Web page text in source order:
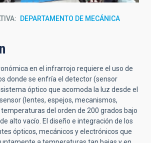
DEPARTAMENTO DE MECÁNICA
en el infrarrojo requiere el uso de
donde se enfría el detector (sensor
óptico que acomoda la luz desde el
(lentes, espejos, mecanismos,
del orden de 200 grados bajo
alto vacío. El diseño e integración de los
ópticos, mecánicos y electrónicos que